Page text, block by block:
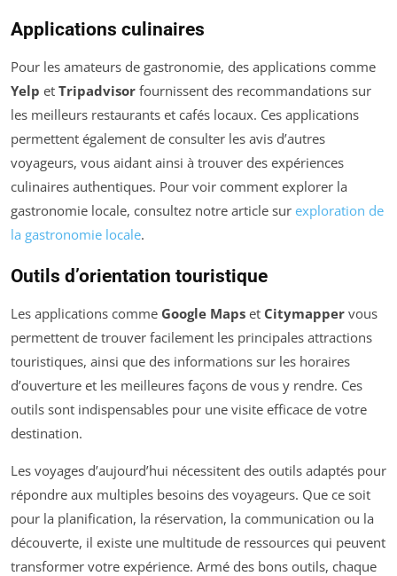
Applications culinaires
Pour les amateurs de gastronomie, des applications comme
Yelp et Tripadvisor fournissent des recommandations sur
les meilleurs restaurants et cafés locaux. Ces applications
permettent également de consulter les avis d’autres
voyageurs, vous aidant ainsi à trouver des expériences
culinaires authentiques. Pour voir comment explorer la
gastronomie locale, consultez notre article sur exploration de
la gastronomie locale.
Outils d’orientation touristique
Les applications comme Google Maps et Citymapper vous
permettent de trouver facilement les principales attractions
touristiques, ainsi que des informations sur les horaires
d’ouverture et les meilleures façons de vous y rendre. Ces
outils sont indispensables pour une visite efficace de votre
destination.
Les voyages d’aujourd’hui nécessitent des outils adaptés pour
répondre aux multiples besoins des voyageurs. Que ce soit
pour la planification, la réservation, la communication ou la
découverte, il existe une multitude de ressources qui peuvent
transformer votre expérience. Armé des bons outils, chaque